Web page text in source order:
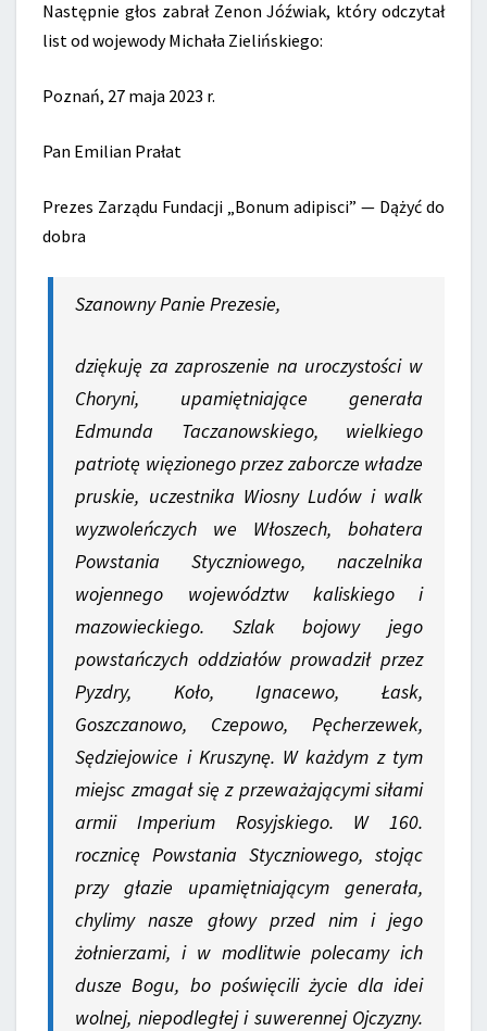
Następnie głos zabrał Zenon Jóźwiak, który odczytał
list od wojewody Michała Zielińskiego:
Poznań, 27 maja 2023 r.
Pan Emilian Prałat
Prezes Zarządu Fundacji „Bonum adipisci” — Dążyć do
dobra
Szanowny Panie Prezesie,
dziękuję za zaproszenie na uroczystości w
Choryni, upamiętniające generała
Edmunda Taczanowskiego, wielkiego
patriotę więzionego przez zaborcze władze
pruskie, uczestnika Wiosny Ludów i walk
wyzwoleńczych we Włoszech, bohatera
Powstania Styczniowego, naczelnika
wojennego województw kaliskiego i
mazowieckiego. Szlak bojowy jego
powstańczych oddziałów prowadził przez
Pyzdry, Koło, Ignacewo, Łask,
Goszczanowo, Czepowo, Pęcherzewek,
Sędziejowice i Kruszynę. W każdym z tym
miejsc zmagał się z przeważającymi siłami
armii Imperium Rosyjskiego. W 160.
rocznicę Powstania Styczniowego, stojąc
przy głazie upamiętniającym generała,
chylimy nasze głowy przed nim i jego
żołnierzami, i w modlitwie polecamy ich
dusze Bogu, bo poświęcili życie dla idei
wolnej, niepodległej i suwerennej Ojczyzny.